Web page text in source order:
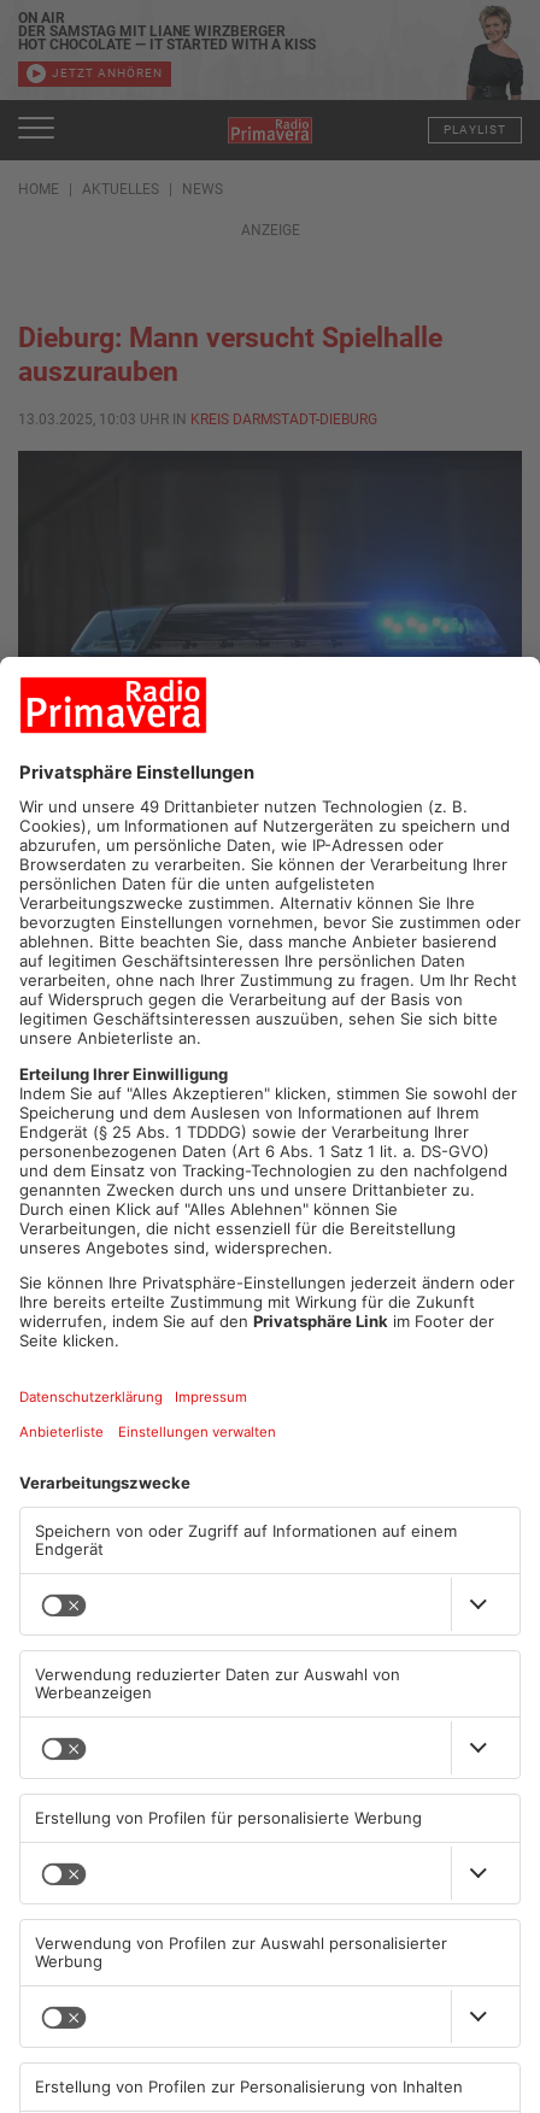
ON AIR
DER SAMSTAG MIT LIANE WIRZBERGER
HOT CHOCOLATE — IT STARTED WITH A KISS
JETZT ANHÖREN
PLAYLIST
HOME AKTUELLES NEWS
ANZEIGE
Dieburg: Mann versucht Spielhalle
auszurauben
13.03.2025, 10:03 UHR IN KREIS DARMSTADT-DIEBURG
DIEBURG.In Dieburg hat ein Unbekannter versucht, eine
Spielhalle auszurauben. Wie die Polizei heute mitteilt, bedrohte
der Täter am Dienstagmorgen eine Mitarbeiterin mit einem
Messer. Die Frau konnte ihn mit einem lauten Hilfeschrei
verjagen. Ein Gast alarmierte sofort die Polizei – die Fahndung
nach dem Unbekannten verlief aber ohne Erfolg.
Artikel teilen
ANZEIGE
Mehr aus Kreis
Darmstadt-
Feuerwehreinsatz in
Münster: Defekter Traktor
verursacht Feldbrand
DARMSTADT-DIEBURG
Babenhausen fordert mehr
Schutz für Fußgänger
Regionalprojekt "Ich lebe und
arbeite in Schaafheim" endet
Mann aus dem Kreis
Darmstadt-Dieburg gewinnt
2,8 Millionen Euro